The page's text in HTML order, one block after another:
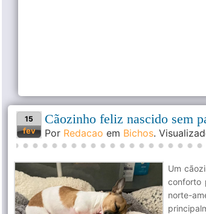
15
fev
Cãozinho feliz nascido sem
Por Redacao em Bichos.
Um
conforto
norte-